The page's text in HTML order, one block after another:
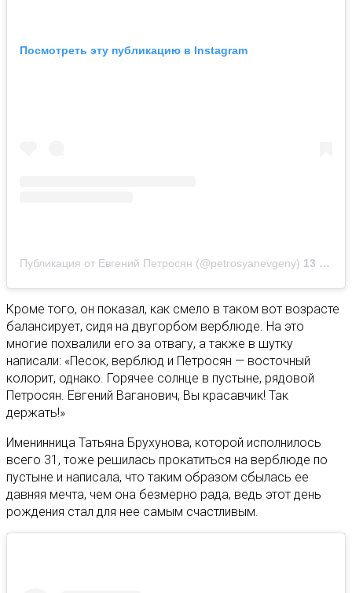
Посмотреть эту публикацию в Instagram
Публикация от Евгений Петросян (@petrosyanevgeny) 13 Мар 2020 в 10:53 PDT
Кроме того, он показал, как смело в таком вот возрасте
балансирует, сидя на двугорбом верблюде. На это
многие похвалили его за отвагу, а также в шутку
написали: «Песок, верблюд и Петросян — восточный
колорит, однако. Горячее солнце в пустыне, рядовой
Петросян. Евгений Ваганович, Вы красавчик! Так
держать!»
Именинница Татьяна Брухунова, которой исполнилось
всего 31, тоже решилась прокатиться на верблюде по
пустыне и написала, что таким образом сбылась ее
давняя мечта, чем она безмерно рада, ведь этот день
рождения стал для нее самым счастливым.